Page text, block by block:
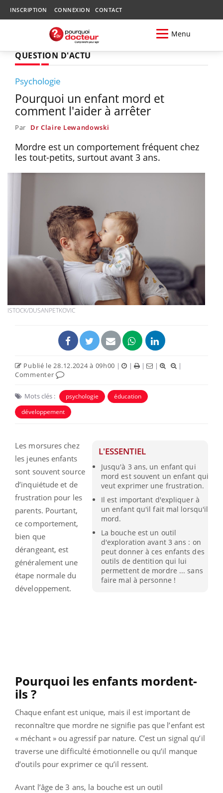
INSCRIPTION CONNEXION CONTACT
Menu
QUESTION D'ACTU
Psychologie
Pourquoi un enfant mord et
comment l'aider à arrêter
Par Dr Claire Lewandowski
Mordre est un comportement fréquent chez
les tout-petits, surtout avant 3 ans.
ISTOCK/DUSANPETKOVIC
Publié le 28.12.2024 à 09h00 | | | |
|
Commenter
Mots clés : psychologie
éducation
développement
L'ESSENTIEL
Jusqu'à 3 ans, un enfant qui
mord est souvent un enfant qui
veut exprimer une frustration.
Il est important d'expliquer à
un enfant qu'il fait mal lorsqu'il
mord.
La bouche est un outil
d'exploration avant 3 ans : on
peut donner à ces enfants des
outils de dentition qui lui
permettent de mordre ... sans
faire mal à personne !
Les morsures chez
les jeunes enfants
sont souvent source
d’inquiétude et de
frustration pour les
parents. Pourtant,
ce comportement,
bien que
dérangeant, est
généralement une
étape normale du
développement.
Pourquoi les enfants mordent-
ils ?
Chaque enfant est unique, mais il est important de
reconnaître que mordre ne signifie pas que l’enfant est
« méchant » ou agressif par nature. C’est un signal qu’il
traverse une difficulté émotionnelle ou qu’il manque
d’outils pour exprimer ce qu’il ressent.
Avant l’âge de 3 ans, la bouche est un outil